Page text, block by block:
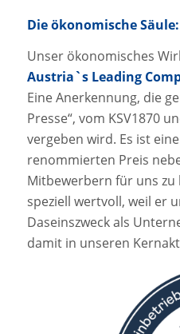
Die ökonomische Säule:
Unser ökonomisches
Austria`s Leading
Eine Anerkennung, die
Presse“, vom KSV1870
vergeben wird. Es ist
renommierten Preis
Mitbewerbern für uns zu
speziell wertvoll, weil er
Daseinszweck als
damit in unseren